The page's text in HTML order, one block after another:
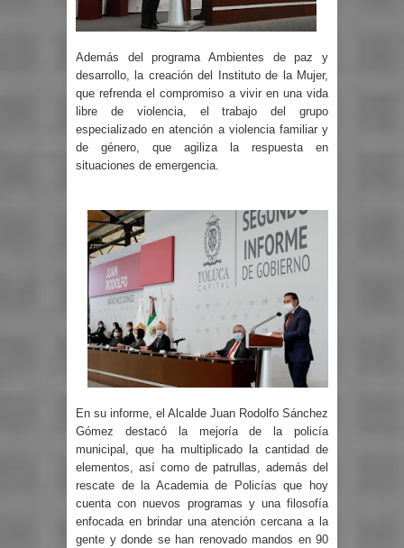
Además del programa Ambientes de paz y
desarrollo, la creación del Instituto de la Mujer,
que refrenda el compromiso a vivir en una vida
libre de violencia, el trabajo del grupo
especializado en atención a violencia familiar y
de género, que agiliza la respuesta en
situaciones de emergencia.
En su informe, el Alcalde Juan Rodolfo Sánchez
Gómez destacó la mejoría de la policía
municipal, que ha multiplicado la cantidad de
elementos, así como de patrullas, además del
rescate de la Academia de Policías que hoy
cuenta con nuevos programas y una filosofía
enfocada en brindar una atención cercana a la
gente y donde se han renovado mandos en 90